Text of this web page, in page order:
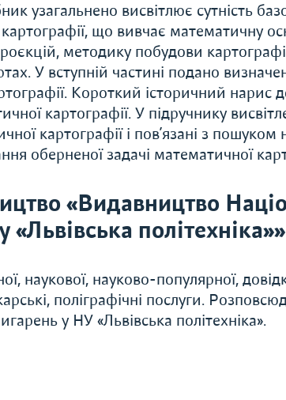
узагальнено висвітлює сутність
що вивчає математичну
методику побудови
У вступній частині подано
Короткий історичний
картографії. У підручнику
картографії і пов’язані з
оберненої задачі математичної
«Видавництво
«Львівська політехніка»»
наукової, науково-популярної,
поліграфічні послуги.
у НУ «Львівська політехніка».